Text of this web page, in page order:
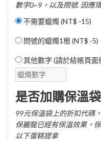
數字0~9，以及問號. 因應
不需要蠟燭 (NT$ -15)
問號的蠟燭1根 (NT$ -5)
其他數字 (請於結帳頁
是否加購保溫袋
99元保溫袋上的折扣代碼
保麗龍已經有保溫效果，
以下蛋糕提拿